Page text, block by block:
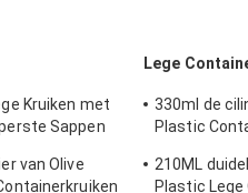
Kruiken met
Sappen
van Olive
Lege
330ml de
Plastic
210ML
Plastic Lege